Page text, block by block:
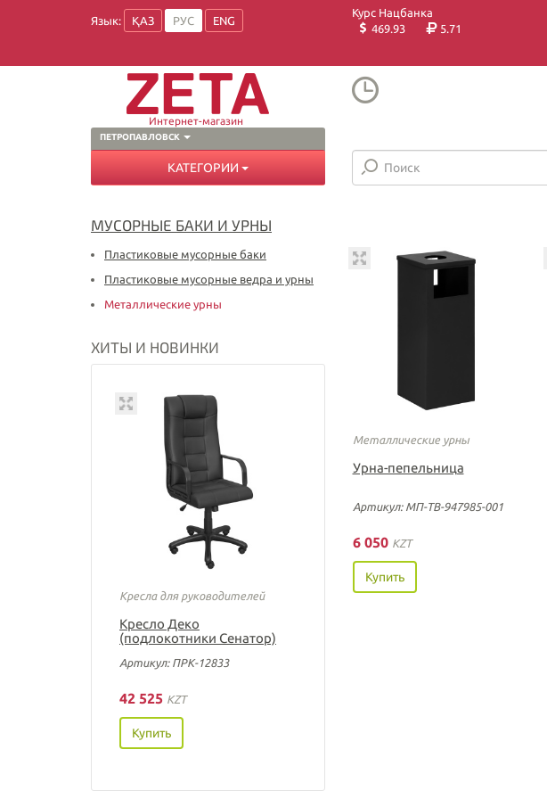
Язык: ҚАЗ РУС ENG
Курс Нацбанка
469.93
5.71
ПЕТРОПАВЛОВСК
Интернет-магазин
КАТЕГОРИИ
МУСОРНЫЕ БАКИ И УРНЫ
Пластиковые мусорные баки
Пластиковые мусорные ведра и урны
Металлические урны
ХИТЫ И НОВИНКИ
Кресла для руководителей
Кресло Деко
(подлокотники Сенатор)
Артикул: ПРК-12833
42 525 KZT
Купить
Металлические урны
Урна-пепельница
Артикул: МП-ТВ-947985-001
6 050 KZT
Купить